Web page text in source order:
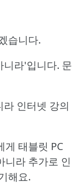
습니다.
니라'입니다. 문
인터넷 강의
게 태블릿 PC
니라 추가로 인
해요.